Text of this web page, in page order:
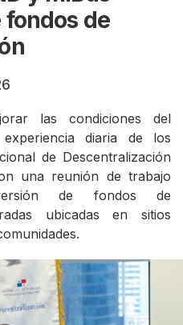
de
las condiciones del
diaria de los
de Descentralización
una reunión de trabajo
de fondos de
ubicadas en sitios